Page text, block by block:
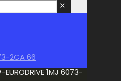
✕
2CA 66
EURODRIVE 1MJ 6073-